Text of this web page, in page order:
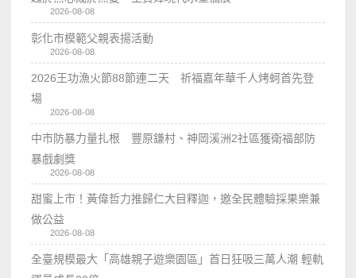
2026-08-08
彰化市模範父親表揚活動
2026-08-08
2026王功漁火節88節連二天 祈福嘉年華千人烤蚵首先登
場
2026-08-08
中市防暴力量扎根 豐原鎌村、神岡溪洲2社區獲衛福部防
暴戲劇獎
2026-08-08
甜蜜上市！黃偉哲力推歸仁大目釋迦，邀全民體驗採果樂兼
做公益
2026-08-08
全臺規模最大「高雄親子遊樂園區」首日狂吸三萬人潮 輕軌